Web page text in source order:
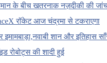
के बीच खतरनाक नज़दीकी की
रॉकेट आज चंद्रमा से टकराएगा
इमामबाड़ा,नवाबी शान और इतिहास
रोबोट्स की शादी हुई